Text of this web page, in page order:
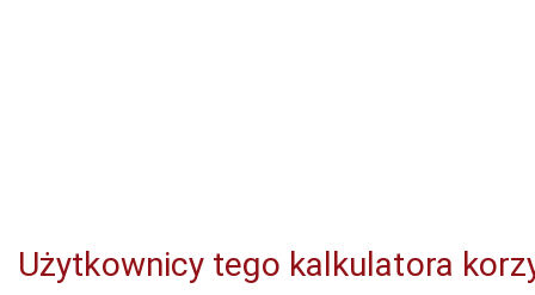
Użytkownicy tego kalkulatora